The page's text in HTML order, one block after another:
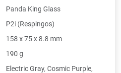
Panda King Glass
P2i (Respingos)
158 x 75 x 8.8 mm
190 g
Electric Gray, Cosmic Purple,